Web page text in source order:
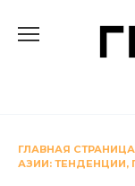
ГЛАВНАЯ СТРАНИЦА
АЗИИ: ТЕНДЕНЦИИ,